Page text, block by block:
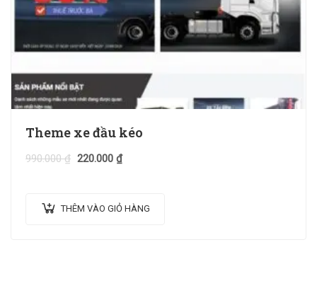
Theme xe đầu kéo
990.000₫ 220.000 ₫
THÊM VÀO GIỎ HÀNG